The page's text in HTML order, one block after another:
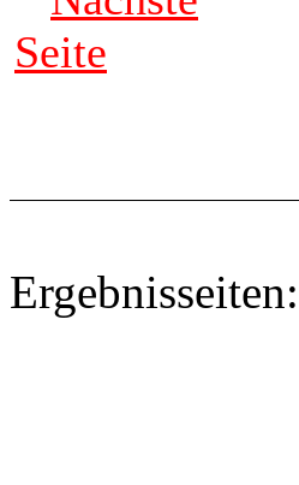
Seite
Ergebnisseiten: